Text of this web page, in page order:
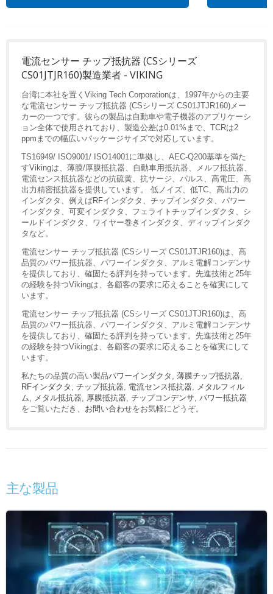
電流センサー チップ抵抗器 (CSシリーズ
CS01JTJR160)製造業者 - VIKING
台湾に本社を置くViking Tech Corporationは、1997年からの主要
な電流センサー チップ抵抗器 (CSシリーズ CS01JTJR160)メー
カーの一つです。彼らの製品は自動車や電子機器のアプリケーシ
ョン全体で使用されており、製造公差は0.01%まで、TCRは2
ppmまでの幅広いパッケージサイズで対応しています。
TS16949/ ISO9001/ ISO14001に準拠し、AEC-Q200基準を満た
すVikingは、薄膜/厚膜抵抗器、自動車用抵抗器、メルフ抵抗器、
電流センス抵抗器などの抗硫黄、抗サージ、パルス、高電圧、高
出力精密抵抗器を提供しています。 低ノイズ、低TC、高出力の
インダクタ、例えばRFインダクタ、チップインダクタ、パワー
インダクタ、可変インダクタ、フェライトチップインダクタ、シ
ールドインダクタ、ワイヤー巻きインダクタ、ディップインダク
タなど。
電流センサー チップ抵抗器 (CSシリーズ CS01JTJR160)は、高
品質のパワー抵抗器、パワーインダクタ、アルミ電解コンデンサ
を提供しており、確固たる評判を持っています。先進技術と25年
の経験を持つVikingは、各顧客の要求に応えることを確実にして
います。
電流センサー チップ抵抗器 (CSシリーズ CS01JTJR160)は、高
品質のパワー抵抗器、パワーインダクタ、アルミ電解コンデンサ
を提供しており、確固たる評判を持っています。先進技術と25年
の経験を持つVikingは、各顧客の要求に応えることを確実にして
います。
私たちの品質の高い製品パワーインダクタ 薄膜チップ抵抗器
RFインダクタ
チップ抵抗器 電流センス抵抗器
メタルフィル
ム
メタル抵抗器 厚膜抵抗器 チップコンデンサ パワー抵抗器
をご覧いただき、 お問い合わせをお気軽にどうぞ。
主な製品